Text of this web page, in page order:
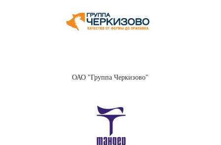
ОАО "Группа Черкизово"